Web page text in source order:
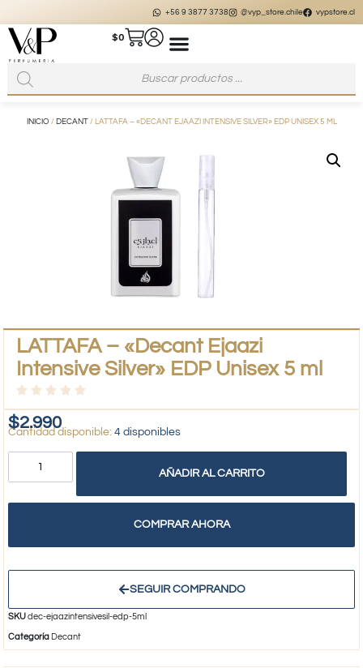
+56 9 3877 3738 @vyp_store.chile vypstore.cl
$0
INICIO / DECANT/ LATTAFA – «DECANT EJAAZI INTENSIVE SILVER» EDP UNISEX 5 ML
LATTAFA – «Decant Ejaazi
Intensive Silver» EDP Unisex 5 ml
$2.990 4 disponibles
AÑADIR AL CARRITO
COMPRAR AHORA
SEGUIR COMPRANDO
SKUdec-ejaazintensivesil-edp-5ml
Categoría Decant